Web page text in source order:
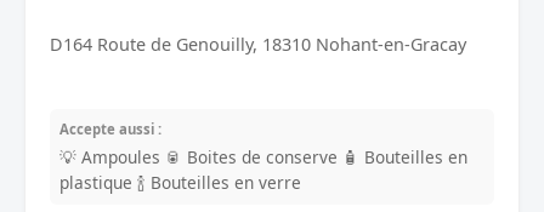
D164 Route de Genouilly, 18310 Nohant-en-Gracay
Accepte aussi :
💡 Ampoules 🥫 Boites de conserve 🧴 Bouteilles en
plastique 🍾 Bouteilles en verre